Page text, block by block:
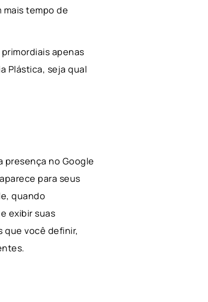
mais tempo de
apenas
Plástica, seja qual
presença no Google
para seus
quando
exibir suas
que você definir,